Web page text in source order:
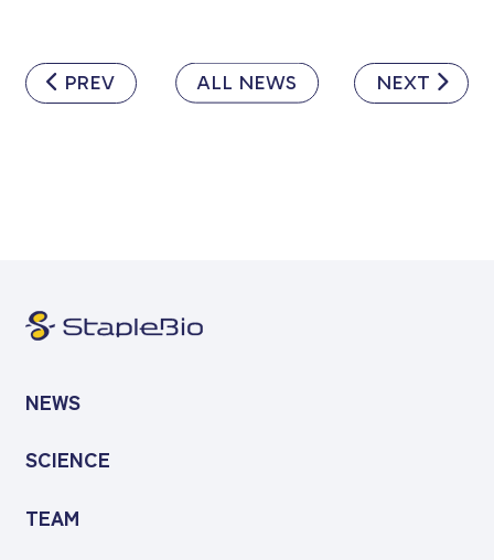
PREV ALL NEWS NEXT
NEWS
SCIENCE
TEAM